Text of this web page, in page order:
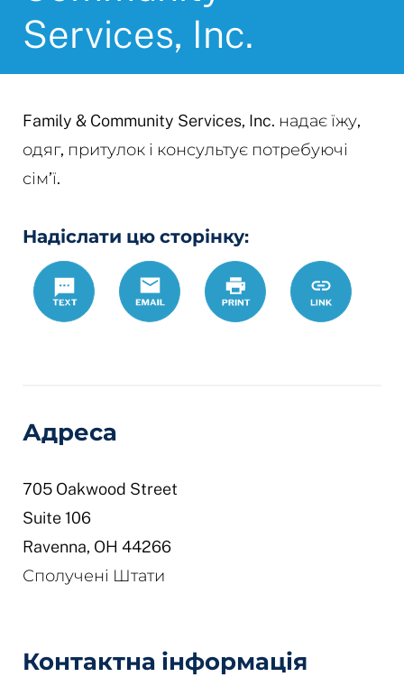
Services, Inc.
Family & Community Services, Inc. надає їжу,
одяг, притулок і консультує потребуючі
сім’ї.
Надіслати цю сторінку:
Text
Email Роздрукувати
https://
community-
Link
Адреса
705 Oakwood Street
Suite 106
Ravenna, OH 44266
Сполучені Штати
Контактна інформація